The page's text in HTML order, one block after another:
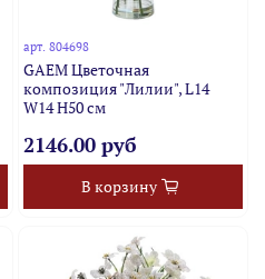
арт. 804698
GAEM Цветочная
композиция "Лилии", L14
W14 H50 см
2146.00 руб
В корзину